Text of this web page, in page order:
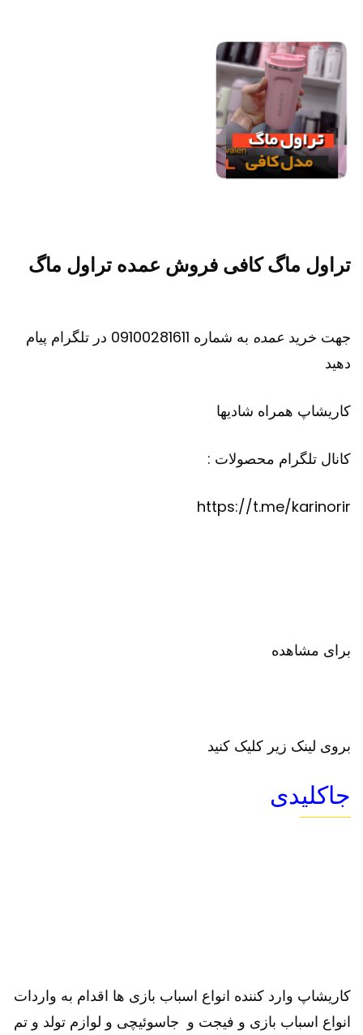
تراول ماگ کافی فروش عمده تراول ماگ
جهت خرید عمده
به شماره 09100281611 در تلگرام پیام
دهید
کاریشاپ همراه شادیها
کانال تلگرام محصولات :
https://t.me/karinorir
برای مشاهده
بروی لینک زیر کلیک کنید
جاکلیدی
کاریشاپ وارد کننده انواع اسباب بازی ها اقدام به واردات
انواع اسباب بازی و فیجت و جاسوئیچی و لوازم تولد و تم